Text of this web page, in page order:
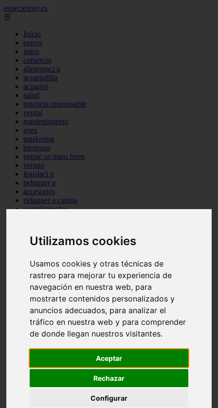
Utilizamos cookies
Usamos cookies y otras técnicas de
rastreo para mejorar tu experiencia de
navegación en nuestra web, para
mostrarte contenidos personalizados y
anuncios adecuados, para analizar el
tráfico en nuestra web y para comprender
de donde llegan nuestros visitantes.
Aceptar
Rechazar
Configurar
especiespro.es
☰
Inicio
perros
gatos
comercio
alimentaci n
acuariofilia
acuarios
salud
tenencia responsable
ventas
mantenimiento
aves
marketing
bienestar
peque os mam feros
verano
legislaci n
peluquer a
accesorios
peluquer a canina
complementos
protagonistas
reptiles
adopci n
higiene
snacks
acuario
comercios
estanques
viajar
cr a
especies invasoras